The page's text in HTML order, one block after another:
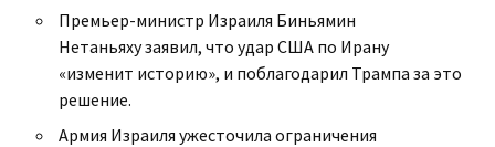
Премьер-министр Израиля Биньямин
Нетаньяху заявил, что удар США по Ирану
«изменит историю», и поблагодарил Трампа за это
решение.
Армия Израиля ужесточила ограничения